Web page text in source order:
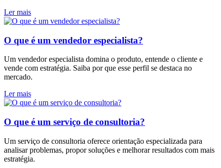
Ler mais
O que é um vendedor especialista?
Um vendedor especialista domina o produto, entende o cliente e
vende com estratégia. Saiba por que esse perfil se destaca no
mercado.
Ler mais
O que é um serviço de consultoria?
Um serviço de consultoria oferece orientação especializada para
analisar problemas, propor soluções e melhorar resultados com mais
estratégia.